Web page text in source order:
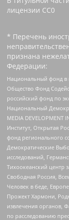
лицензии CC0 ‌
* Перечень
признана
Федерации:
Национальный фонд в
Общество Фонд
российский фонд по
Национальный
MEDIA
Институт, Открытая
фонд регионального
Демократические
исследований,
Тихоокеанский центр
Свободная Россия,
Человек в беде,
Прожект Хармони,
извлечения органов,
по расследованию